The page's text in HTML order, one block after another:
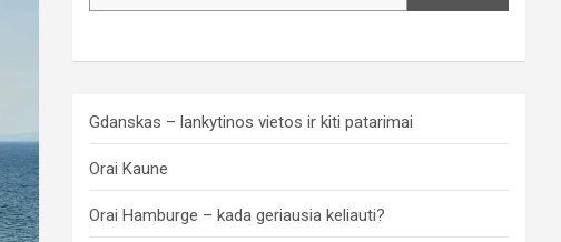
Gdanskas – lankytinos vietos ir kiti patarimai
Orai Kaune
Orai Hamburge – kada geriausia keliauti?